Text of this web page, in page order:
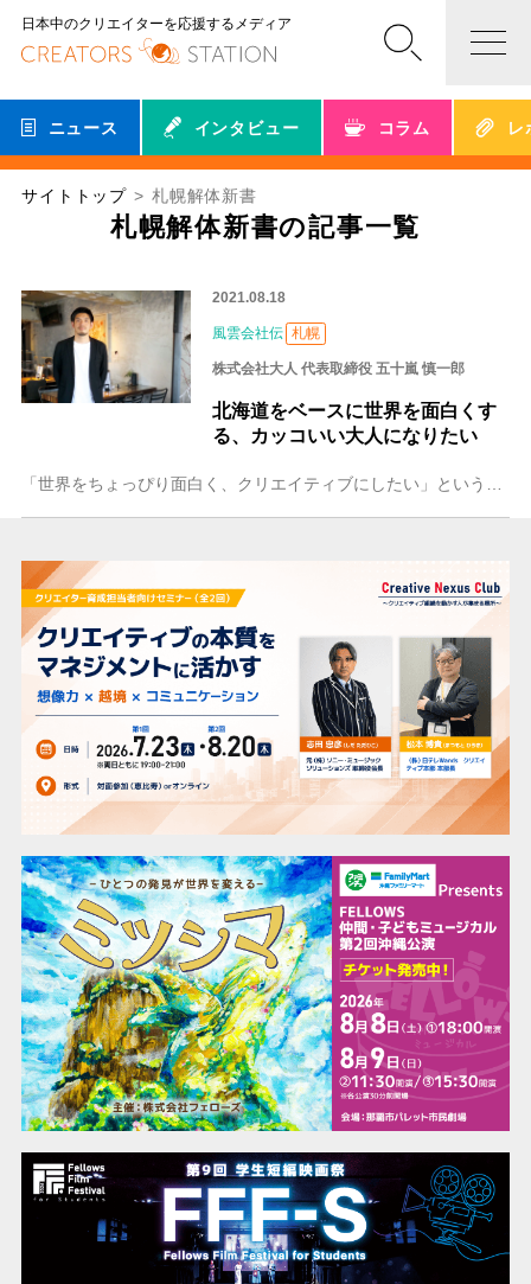
日本中のクリエイターを応援するメディア
ニュース インタビュー コラム レ
サイトトップ 札幌解体新書
札幌解体新書の記事一覧
2021.08.18
風雲会社伝 札幌
株式会社大人 代表取締役 五十嵐 慎一郎
北海道をベースに世界を面白くす
る、カッコいい大人になりたい